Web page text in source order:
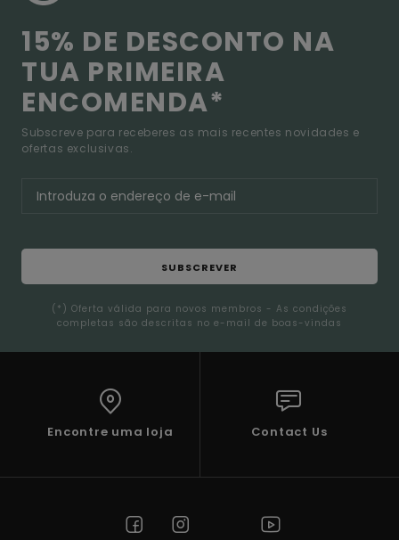
15% DE DESCONTO NA
TUA PRIMEIRA
ENCOMENDA*
Subscreve para receberes as mais recentes novidades e
ofertas exclusivas.
SUBSCREVER
(*) Oferta válida para novos membros - As condições
completas são descritas no e-mail de boas-vindas
Encontre uma loja Contact Us